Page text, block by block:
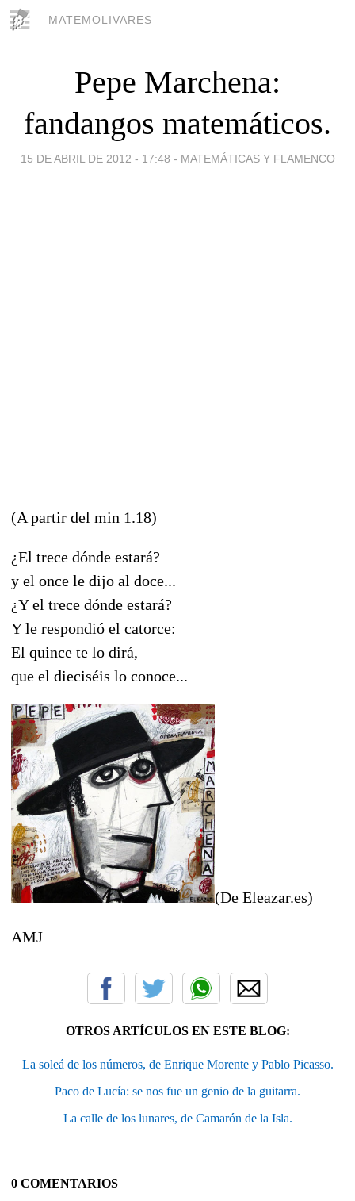
MATEMOLIVARES
Pepe Marchena:
fandangos matemáticos.
15 DE ABRIL DE 2012 - 17:48 - MATEMÁTICAS Y FLAMENCO
(A partir del min 1.18)
¿El trece dónde estará?
y el once le dijo al doce...
¿Y el trece dónde estará?
Y le respondió el catorce:
El quince te lo dirá,
que el dieciséis lo conoce...
(De Eleazar.es)
AMJ
OTROS ARTÍCULOS EN ESTE BLOG:
La soleá de los números, de Enrique Morente y Pablo Picasso.
Paco de Lucía: se nos fue un genio de la guitarra.
La calle de los lunares, de Camarón de la Isla.
0 COMENTARIOS